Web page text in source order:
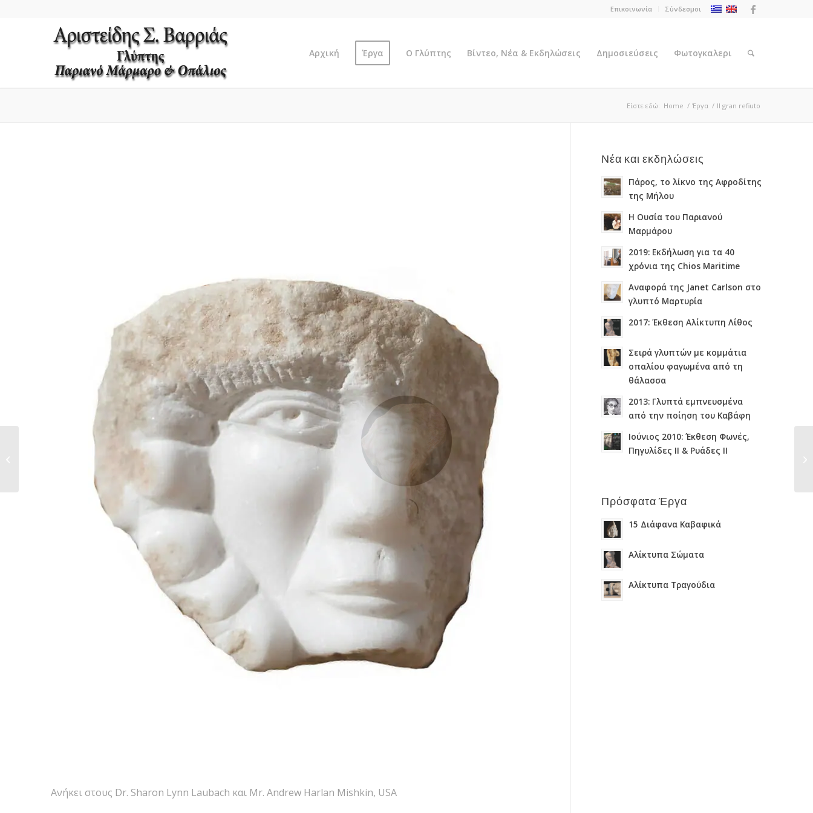
Επικοινωνία Σύνδεσμοι
Αρχική Έργα Ο Γλύπτης Βίντεο, Νέα & Εκδηλώσεις Δημοσιεύσεις Φωτογκαλερι
Είστε εδώ: Home / Έργα / Il gran refiuto
Ανήκει στους Dr. Sharon Lynn Laubach και Mr. Andrew Harlan Mishkin, USA
Νέα και εκδηλώσεις
Πάρος, το λίκνο της Αφροδίτης
της Μήλου
Η Ουσία του Παριανού
Μαρμάρου
2019: Εκδήλωση για τα 40
χρόνια της Chios Maritime
Αναφορά της Janet Carlson στο
γλυπτό Μαρτυρία
2017: Έκθεση Αλίκτυπη Λίθος
Σειρά γλυπτών με κομμάτια
οπαλίου φαγωμένα από τη
θάλασσα
2013: Γλυπτά εμπνευσμένα
από την ποίηση του Καβάφη
Ιούνιος 2010: Έκθεση Φωνές,
Πηγυλίδες ΙΙ & Ρυάδες ΙΙ
Πρόσφατα Έργα
15 Διάφανα Καβαφικά
Αλίκτυπα Σώματα
Αλίκτυπα Τραγούδια